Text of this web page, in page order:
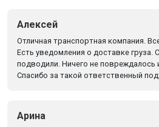
Алексей
Отличная транспортная компания.
Есть уведомления о доставке груза.
подводили. Ничего не повреждалось
Спасибо за такой ответственный
Арина